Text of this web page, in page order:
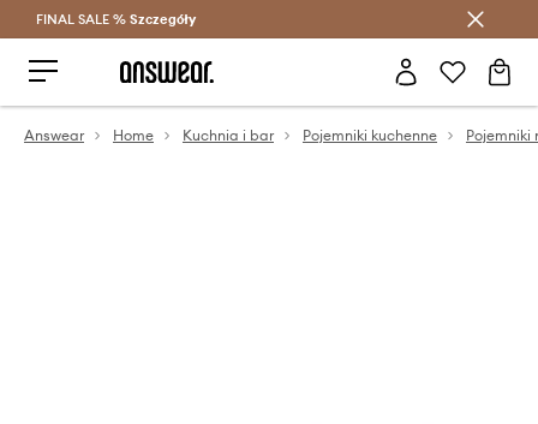
Oszczędzaj z Answear Club >
FINAL SALE % Szczegóły
Answear Home Kuchnia i bar Pojemniki kuchenne Pojemniki